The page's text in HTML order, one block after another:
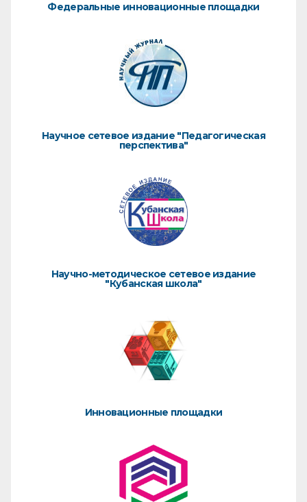
Федеральные инновационные площадки
Научное сетевое издание "Педагогическая
перспектива"
Научно-методическое сетевое издание
"Кубанская школа"
Инновационные площадки